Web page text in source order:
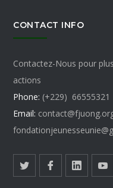
CONTACT INFO
Contactez-Nous pour
actions
Phone: (+229) 66555321
Email: